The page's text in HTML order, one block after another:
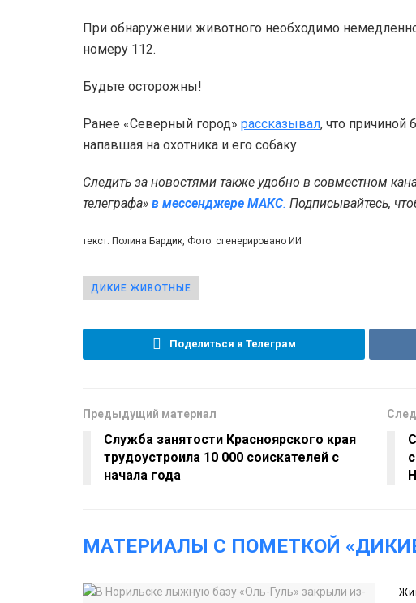
При обнаружении животного необходимо
номеру 112.
Будьте осторожны!
Ранее «Северный город» рассказывал, что причиной
напавшая на охотника и его собаку.
Следить за новостями также удобно в совместном
телеграфа» в мессенджере MAКС. Подписывайтесь,
текст: Полина Бардик, Фото: сгенерировано ИИ
ДИКИЕ ЖИВОТНЫЕ
Поделиться в Телеграм
Предыдущий материал
Служба занятости Красноярского края
трудоустроила 10 000 соискателей с
начала года
МАТЕРИАЛЫ С ПОМЕТКОЙ